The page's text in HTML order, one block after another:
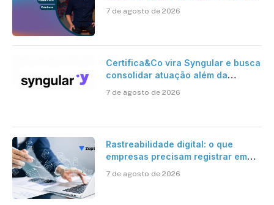
7 de agosto de 2026
Certifica&Co vira Syngular e busca
consolidar atuação além da
7 de agosto de 2026
Rastreabilidade digital: o que
empresas precisam registrar em
7 de agosto de 2026